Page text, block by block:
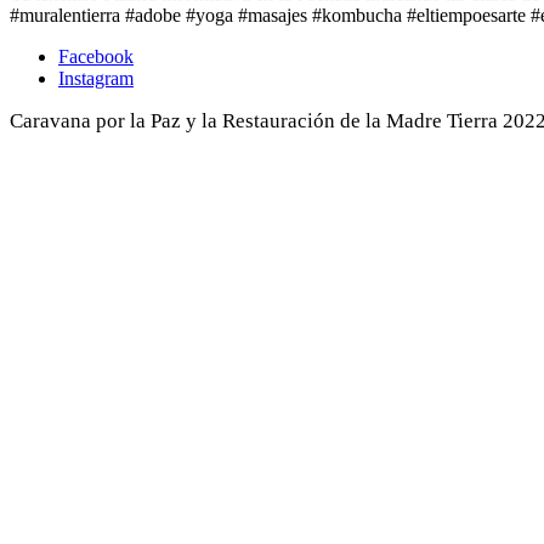
#muralentierra #adobe #yoga #masajes #kombucha #eltiempoesarte
Facebook
Instagram
Caravana por la Paz y la Restauración de la Madre Tierra 2022